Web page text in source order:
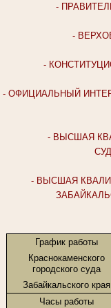
-
-
-
- ОФИЦИАЛЬНЫЙ
- ВЫСШАЯ
- ВЫСШАЯ
График работы
Краснокаменского
городского суда
Забайкальского края
Часы работы